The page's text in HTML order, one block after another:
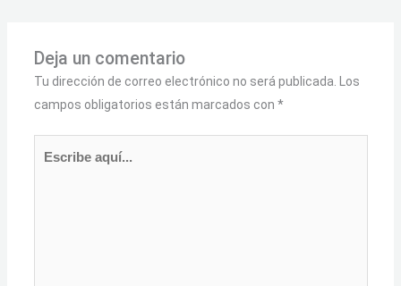
Deja un comentario
Tu dirección de correo electrónico no será publicada.
Los
campos obligatorios están marcados con *